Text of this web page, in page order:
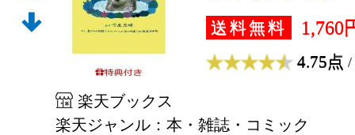
送料無料 1,760
4.75点 /
楽天ブックス
楽天ジャンル：本・雑誌・コミック